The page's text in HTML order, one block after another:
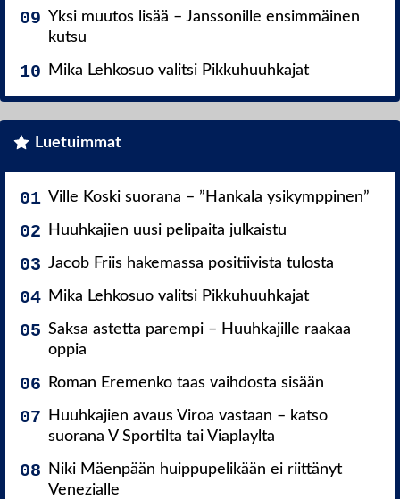
Yksi muutos lisää – Janssonille ensimmäinen
kutsu
Mika Lehkosuo valitsi Pikkuhuuhkajat
Luetuimmat
Ville Koski suorana – ”Hankala ysikymppinen”
Huuhkajien uusi pelipaita julkaistu
Jacob Friis hakemassa positiivista tulosta
Mika Lehkosuo valitsi Pikkuhuuhkajat
Saksa astetta parempi – Huuhkajille raakaa
oppia
Roman Eremenko taas vaihdosta sisään
Huuhkajien avaus Viroa vastaan – katso
suorana V Sportilta tai Viaplaylta
Niki Mäenpään huippupelikään ei riittänyt
Venezialle